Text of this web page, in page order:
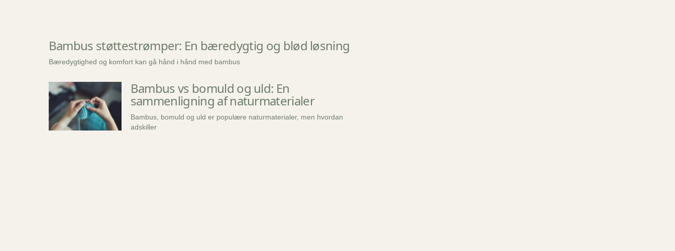
Bambus støttestrømper: En bæredygtig og blød løsning
Bæredygtighed og komfort kan gå hånd i hånd med bambus
Bambus vs bomuld og uld: En
sammenligning af naturmaterialer
Bambus, bomuld og uld er populære naturmaterialer, men hvordan
adskiller